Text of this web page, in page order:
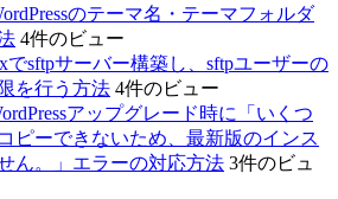
のテーマ名・テーマフォルダ
4件のビュー
でsftpサーバー構築し、sftpユーザーの
を行う方法 4件のビュー
アップグレード時に「いくつ
ピーできないため、最新版のインス
ん。」エラーの対応方法 3件のビュ